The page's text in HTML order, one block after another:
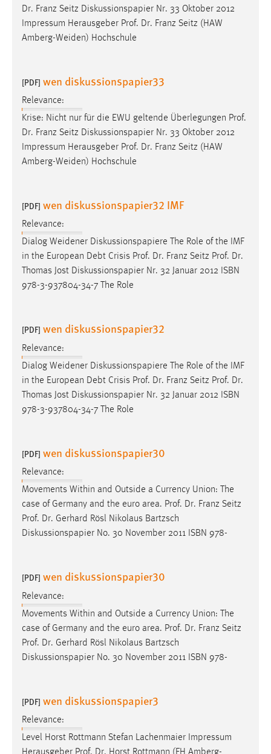
Dr. Franz Seitz Diskussionspapier Nr. 33 Oktober 2012
Impressum Herausgeber Prof. Dr. Franz Seitz (HAW
Amberg-Weiden) Hochschule
[PDF] wen diskussionspapier33
Relevance:
Krise: Nicht nur für die EWU geltende Überlegungen Prof.
Dr. Franz Seitz Diskussionspapier Nr. 33 Oktober 2012
Impressum Herausgeber Prof. Dr. Franz Seitz (HAW
Amberg-Weiden) Hochschule
[PDF] wen diskussionspapier32 IMF
Relevance:
Dialog Weidener Diskussionspapiere The Role of the IMF
in the European Debt Crisis Prof. Dr. Franz Seitz Prof. Dr.
Thomas Jost Diskussionspapier Nr. 32 Januar 2012 ISBN
978-3-937804-34-7 The Role
[PDF] wen diskussionspapier32
Relevance:
Dialog Weidener Diskussionspapiere The Role of the IMF
in the European Debt Crisis Prof. Dr. Franz Seitz Prof. Dr.
Thomas Jost Diskussionspapier Nr. 32 Januar 2012 ISBN
978-3-937804-34-7 The Role
[PDF] wen diskussionspapier30
Relevance:
Movements Within and Outside a Currency Union: The
case of Germany and the euro area. Prof. Dr. Franz Seitz
Prof. Dr. Gerhard Rösl Nikolaus Bartzsch
Diskussionspapier No. 30 November 2011 ISBN 978-
[PDF] wen diskussionspapier30
Relevance:
Movements Within and Outside a Currency Union: The
case of Germany and the euro area. Prof. Dr. Franz Seitz
Prof. Dr. Gerhard Rösl Nikolaus Bartzsch
Diskussionspapier No. 30 November 2011 ISBN 978-
[PDF] wen diskussionspapier3
Relevance:
Level Horst Rottmann Stefan Lachenmaier Impressum